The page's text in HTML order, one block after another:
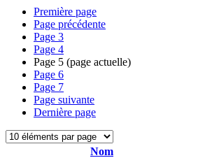
Première page
Page précédente
Page 3
Page 4
Page 5 (page actuelle)
Page 6
Page 7
Page suivante
Dernière page
Nom